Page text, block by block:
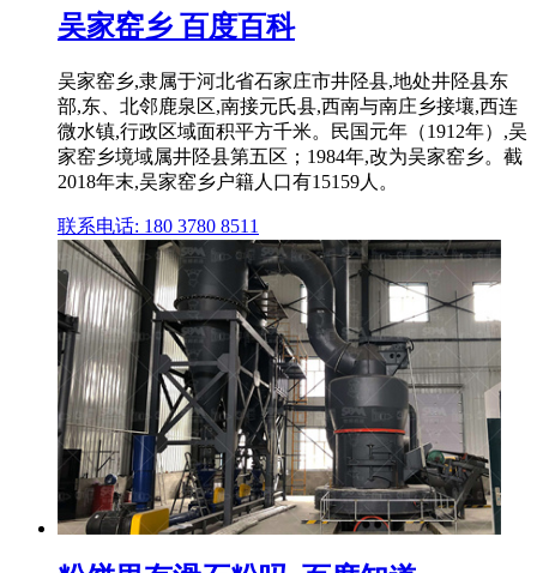
吴家窑乡 百度百科
吴家窑乡,隶属于河北省石家庄市井陉县,地处井陉县东
部,东、北邻鹿泉区,南接元氏县,西南与南庄乡接壤,西连
微水镇,行政区域面积平方千米。民国元年（1912年）,吴
家窑乡境域属井陉县第五区；1984年,改为吴家窑乡。截
2018年末,吴家窑乡户籍人口有15159人。
联系电话: 180 3780 8511